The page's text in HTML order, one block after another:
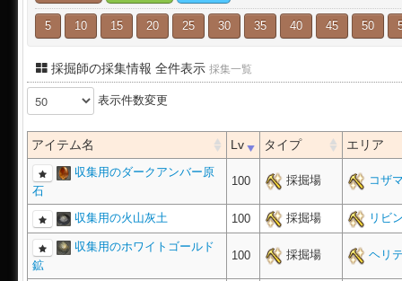
5 10 15 20 25 30 35 40 45 50
採掘師の採集情報 全件表示 採集一覧
表示件数変更
アイテム名 Lv タイプ エリア
収集用のダークアンバー原
石
100 採掘場 コザ
収集用の火山灰土 100 採掘場 リビ
収集用のホワイトゴールド
鉱
100 採掘場 ヘリ